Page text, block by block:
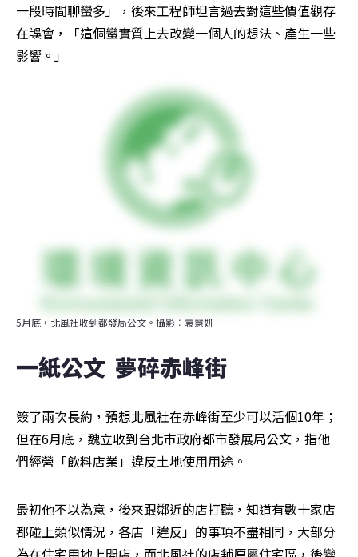
一段時間聊蠻多」，後來工程師坦言過去對這些價值觀存
在誤會，「這個蠻實質上去改變一個人的想法、產生一些
影響。」
5月底，北風社收到都發局公文。攝影︰袁慧妍
一紙公文  夢碎赤峰街
簽了兩次長約，預想北風社在赤峰街至少可以活個10年；
但在6月底，魏立收到台北市政府都市發展局公文，指他
們經營「飲料店業」違反土地使用用途。
最初他不以為意，後來跟鄰近的店打聽，知道有數十家店
都碰上類似情況，各店「違反」的事項不盡相同，大部分